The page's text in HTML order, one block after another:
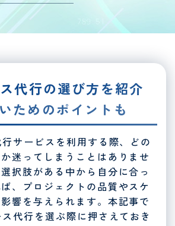
代行の選び方を紹介
ためのポイントも
サービスを利用する際、どの
迷ってしまうことはありませ
択肢がある中から自分に合っ
、プロジェクトの品質やスケ
響を与えられます。本記事で
代行を選ぶ際に押さえておき